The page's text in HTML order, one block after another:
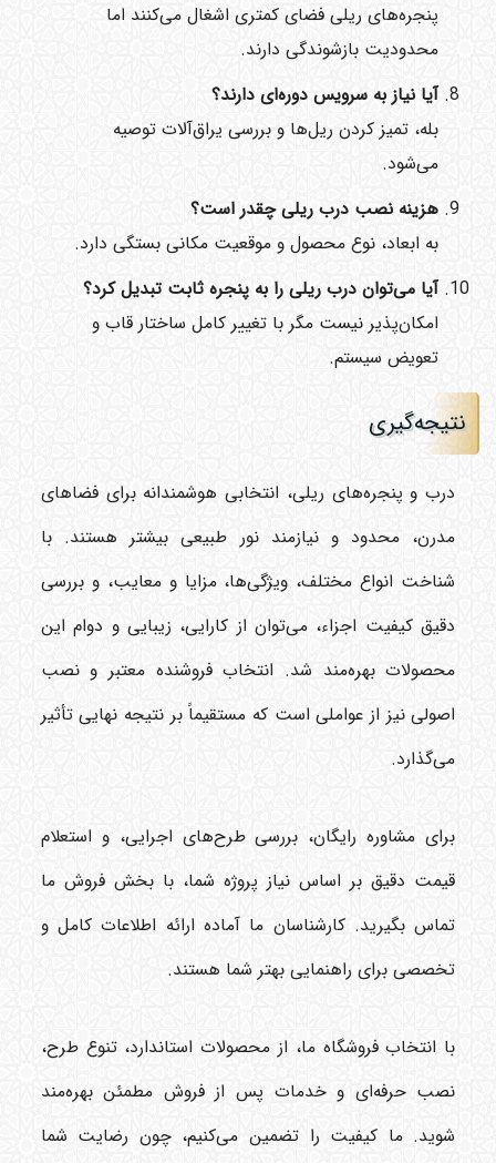
پنجره‌های ریلی فضای کمتری اشغال می‌کنند اما
محدودیت بازشوندگی دارند.
آیا نیاز به سرویس دوره‌ای دارند؟
بله، تمیز کردن ریل‌ها و بررسی یراق‌آلات توصیه
می‌شود.
هزینه نصب درب ریلی چقدر است؟
به ابعاد، نوع محصول و موقعیت مکانی بستگی دارد.
آیا می‌توان درب ریلی را به پنجره ثابت تبدیل کرد؟
امکان‌پذیر نیست مگر با تغییر کامل ساختار قاب و
تعویض سیستم.
نتیجه‌گیری
درب و پنجره‌های ریلی، انتخابی هوشمندانه برای فضاهای
مدرن، محدود و نیازمند نور طبیعی بیشتر هستند. با
شناخت انواع مختلف، ویژگی‌ها، مزایا و معایب، و بررسی
دقیق کیفیت اجزاء، می‌توان از کارایی، زیبایی و دوام این
محصولات بهره‌مند شد. انتخاب فروشنده معتبر و نصب
اصولی نیز از عواملی است که مستقیماً بر نتیجه نهایی تأثیر
می‌گذارد.
برای مشاوره رایگان، بررسی طرح‌های اجرایی، و استعلام
قیمت دقیق بر اساس نیاز پروژه شما، با بخش فروش ما
تماس بگیرید. کارشناسان ما آماده ارائه اطلاعات کامل و
تخصصی برای راهنمایی بهتر شما هستند.
با انتخاب فروشگاه ما، از محصولات استاندارد، تنوع طرح،
نصب حرفه‌ای و خدمات پس از فروش مطمئن بهره‌مند
شوید. ما کیفیت را تضمین می‌کنیم، چون رضایت شما